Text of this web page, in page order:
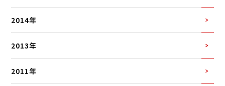
2014年
2013年
2011年